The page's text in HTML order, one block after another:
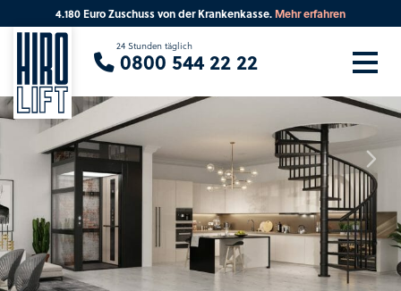
4.180 Euro Zuschuss von der Krankenkasse. Mehr erfahren
24 Stunden täglich
0800 544 22 22
Sie suchen eine Beratung vor Ort?
Ihre PLZ Beratung